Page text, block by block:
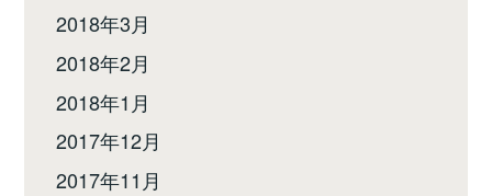
2018年3月
2018年2月
2018年1月
2017年12月
2017年11月